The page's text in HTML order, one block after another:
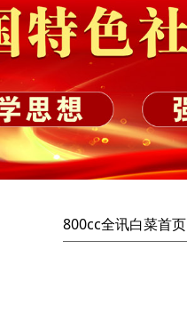
800cc全讯白菜首页